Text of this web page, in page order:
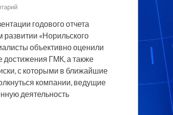
годового отчета
развитии «Норильского
объективно оценили
достижения ГМК, а также
с которыми в ближайшие
компании, ведущие
деятельность